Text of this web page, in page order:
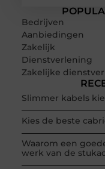
Bedrijven
Aanbiedingen
Zakelijk
Dienstverlening
Zakelijke
Slimmer kabels
Kies de beste
Waarom een
werk van de